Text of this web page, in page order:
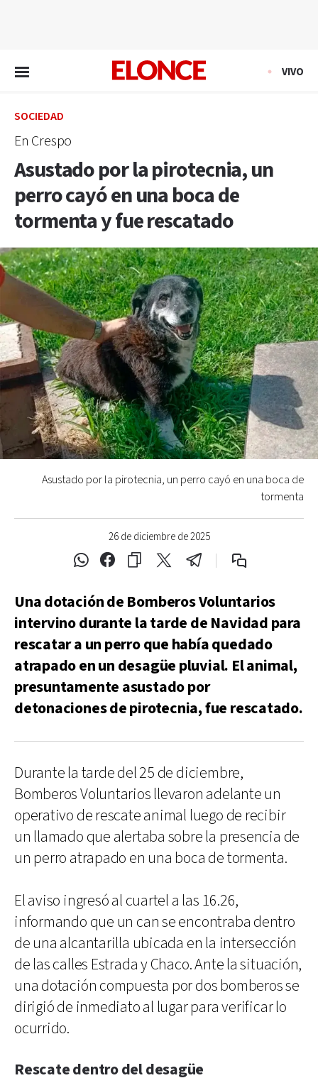
VIVO
SOCIEDAD
En Crespo
Asustado por la pirotecnia, un
perro cayó en una boca de
tormenta y fue rescatado
26 de diciembre de 2025
Asustado por la pirotecnia, un perro cayó en una boca de
tormenta
Una dotación de Bomberos Voluntarios
intervino durante la tarde de Navidad para
rescatar a un perro que había quedado
atrapado en un desagüe pluvial. El animal,
presuntamente asustado por
detonaciones de pirotecnia, fue rescatado.
Durante la tarde del 25 de diciembre,
Bomberos Voluntarios llevaron adelante un
operativo de rescate animal luego de recibir
un llamado que alertaba sobre la presencia de
un perro atrapado en una boca de tormenta.
El aviso ingresó al cuartel a las 16.26,
informando que un can se encontraba dentro
de una alcantarilla ubicada en la intersección
de las calles Estrada y Chaco. Ante la situación,
una dotación compuesta por dos bomberos se
dirigió de inmediato al lugar para verificar lo
ocurrido.
Rescate dentro del desagüe